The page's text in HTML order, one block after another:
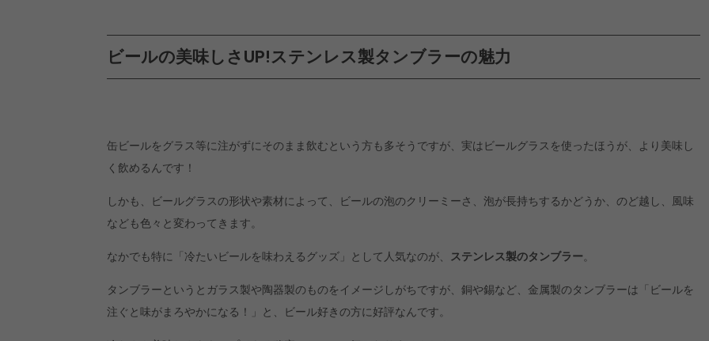
ビールの美味しさUP!ステンレス製タンブラーの魅力
缶ビールをグラス等に注がずにそのまま飲むという方も多そうですが、実はビールグラスを使ったほうが、より美味し
く飲めるんです！
しかも、ビールグラスの形状や素材によって、ビールの泡のクリーミーさ、泡が長持ちするかどうか、のど越し、風味
なども色々と変わってきます。
なかでも特に「冷たいビールを味わえるグッズ」として人気なのが、 ステンレス製のタンブラー。
タンブラーというとガラス製や陶器製のものをイメージしがちですが、銅や錫など、金属製のタンブラーは「ビールを
注ぐと味がまろやかになる！」と、ビール好きの方に好評なんです。